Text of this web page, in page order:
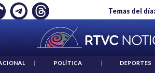
Temas del día:
EMPLEO: JP MORGAN "HABLAR NO ES
| POLÍTICA | DEPORTES